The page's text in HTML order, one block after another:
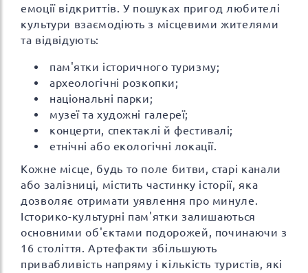
емоції відкриттів. У пошуках пригод любителі
культури взаємодіють з місцевими жителями
та відвідують:
пам'ятки історичного туризму;
археологічні розкопки;
національні парки;
музеї та художні галереї;
концерти, спектаклі й фестивалі;
етнічні або екологічні локації.
Кожне місце, будь то поле битви, старі канали
або залізниці, містить частинку історії, яка
дозволяє отримати уявлення про минуле.
Історико-культурні пам'ятки залишаються
основними об'єктами подорожей, починаючи з
16 століття. Артефакти збільшують
привабливість напряму і кількість туристів, які